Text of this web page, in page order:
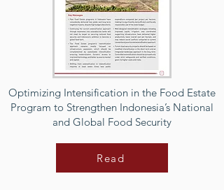
Optimizing Intensification in the Food Estate
Program to Strengthen Indonesia’s National
and Global Food Security
Read